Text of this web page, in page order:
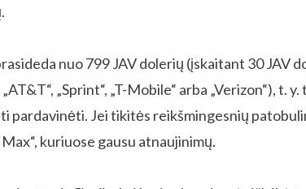
nuo 799 JAV dolerių (įskaitant 30 JAV
„Sprint“, „T-Mobile“ arba „Verizon“), t.
pardavinėti. Jei tikitės reikšmingesnių
Max“, kuriuose gausu atnaujinimų.